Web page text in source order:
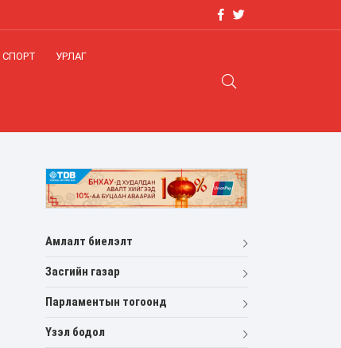
СПОРТ УРЛАГ
Амлалт биелэлт
Засгийн газар
Парламентын тогоонд
Үзэл бодол